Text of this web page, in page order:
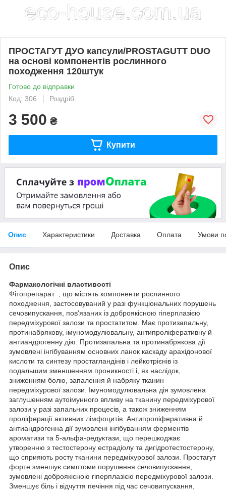
ПРОСТАГУТ ДУО капсули/PROSTAGUTT DUO
на основі компонентів рослинного
походження 120штук
Готово до відправки
Код: 306
Роздріб
3 500 ₴
Купити
Опис Характеристики Доставка Оплата Умови
Опис
Фармакологічні властивості
Фітопрепарат , що містять компоненти рослинного
походження, застосовуваний у разі функціональних порушень
сечовипускання, пов'язаних із доброякісною гіперплазією
передміхурової залози та простатитом. Має протизапальну,
протинабрякову, імуномодулювальну, антипроліферативну й
антиандрогенну дію. Протизапальна та протинабрякова дії
зумовлені інгібуванням основних ланок каскаду арахідонової
кислоти та синтезу простагландінів і лейкотрієнів із
подальшим зменшенням проникності і, як наслідок,
зниженням болю, запалення й набряку тканин
передміхурової залози. Імуномодулювальна дія зумовлена
заглушенням аутоімунного впливу на тканину передміхурової
залози у разі запальних процесів, а також зниженням
проліферації активних лімфоцитів. Антипроліферативна й
антиандрогенна дії зумовлені інгібуванням ферментів
ароматизи та 5-альфа-редуктази, що перешкоджає
утворенню з тестостерону естрадіолу та дигідротестостерону,
що сприяють росту тканини передміхурової залози. Простагут
форте зменшує симптоми порушення сечовипускання,
зумовлені доброякісною гіперплазією передміхурової залози.
Зменшує біль і відчуття печіння під час сечовипускання,